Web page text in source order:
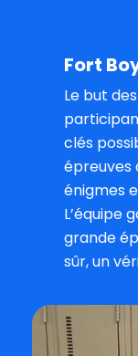
Fort
Le but
clés
épreuves
énigmes
L’équipe
grande
sûr, un